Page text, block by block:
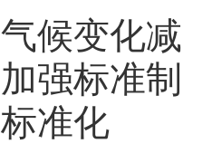
候变化减
强标准制
准化